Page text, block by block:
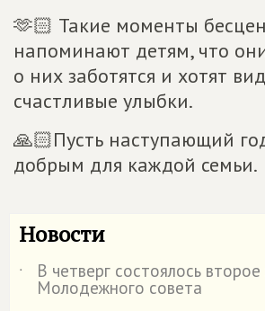
🫶🏻 Такие моменты
напоминают детям, что
о них заботятся и хотят
счастливые улыбки.
🙏🏻Пусть наступающий
добрым для каждой семьи.
Новости
˙ В четверг состоялось
Молодежного совета